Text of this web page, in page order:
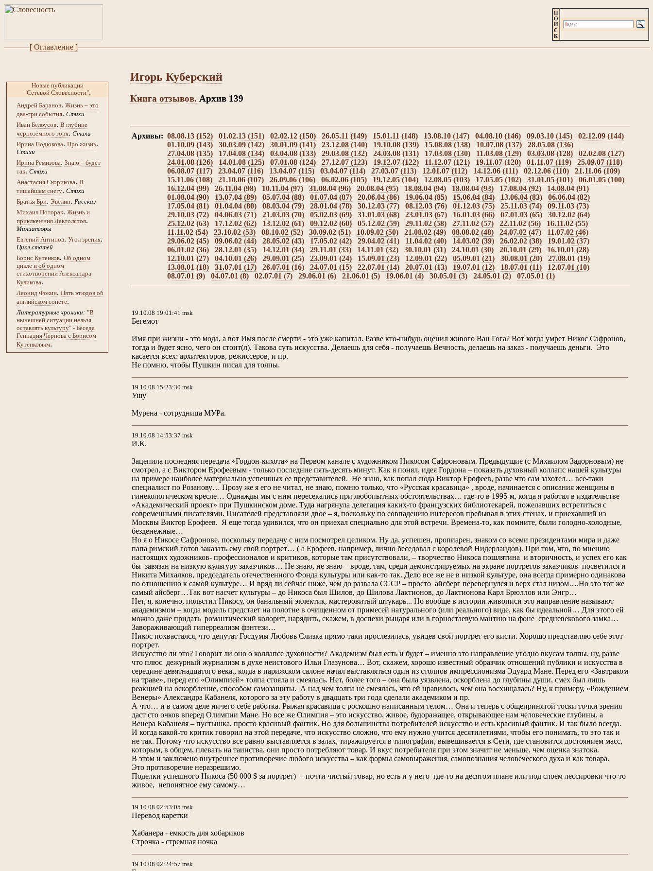
[ Оглавление ]
Новые публикации
"Сетевой Словесности":
Андрей Баранов. Жизнь – это
два-три события. Стихи
Иван Белоусов. В глубине
чернозёмного горя. Стихи
Ирина Подюкова. Про жизнь.
Стихи
Ирина Ремизова. Знаю – будет
так. Стихи
Анастасия Скорикова. В
тишайшем снегу. Стихи
Братья Бри. Эвелин. Рассказ
Михаил Поторак. Жизнь и
приключения Левтолстоя.
Миниатюры
Евгений Антипов. Угол зрения.
Цикл статей
Борис Кутенков. Об одном
цикле и об одном
стихотворении Александра
Куликова.
Леонид Фокин. Пять этюдов об
английском сонете.
Литературные хроники: "В
нынешней ситуации нельзя
оставлять культуру" - Беседа
Геннадия Чернова с Борисом
Кутенковым.
П
О
И
С
К
Игорь Куберский
Книга отзывов. Архив 139
Архивы: 08.08.13 (152) 01.02.13 (151) 02.02.12 (150) 26.05.11 (149) 15.01.11 (148) 13.08.10 (147) 04.08.10 (146) 09.03.10 (145)
02.12.09 (144)
01.10.09 (143)
30.03.09 (142) 30.01.09 (141) 23.12.08 (140) 19.10.08 (139) 15.08.08 (138) 10.07.08 (137)
28.05.08 (136)
27.04.08 (135)
17.04.08 (134) 03.04.08 (133) 29.03.08 (132) 24.03.08 (131) 17.03.08 (130) 11.03.08 (129) 03.03.08 (128)
02.02.08 (127)
24.01.08 (126)
14.01.08 (125) 07.01.08 (124) 27.12.07 (123) 19.12.07 (122) 11.12.07 (121) 19.11.07 (120) 01.11.07 (119)
25.09.07 (118)
06.08.07 (117)
23.04.07 (116) 13.04.07 (115) 03.04.07 (114) 27.03.07 (113) 12.01.07 (112) 14.12.06 (111) 02.12.06 (110)
21.11.06 (109)
15.11.06 (108)
21.10.06 (107) 26.09.06 (106) 06.02.06 (105) 19.12.05 (104) 12.08.05 (103) 17.05.05 (102) 31.01.05 (101)
06.01.05 (100)
16.12.04 (99)
26.11.04 (98) 10.11.04 (97) 31.08.04 (96) 20.08.04 (95) 18.08.04 (94) 18.08.04 (93) 17.08.04 (92)
14.08.04 (91)
01.08.04 (90)
13.07.04 (89) 05.07.04 (88) 01.07.04 (87) 20.06.04 (86) 19.06.04 (85) 15.06.04 (84) 13.06.04 (83)
06.06.04 (82)
17.05.04 (81)
01.04.04 (80) 08.03.04 (79) 28.01.04 (78) 30.12.03 (77) 08.12.03 (76) 01.12.03 (75) 25.11.03 (74)
09.11.03 (73)
29.10.03 (72)
04.06.03 (71) 21.03.03 (70) 05.02.03 (69) 31.01.03 (68) 23.01.03 (67) 16.01.03 (66) 07.01.03 (65)
30.12.02 (64)
25.12.02 (63)
17.12.02 (62) 13.12.02 (61) 09.12.02 (60) 05.12.02 (59) 29.11.02 (58) 27.11.02 (57) 22.11.02 (56)
16.11.02 (55)
11.11.02 (54)
23.10.02 (53) 08.10.02 (52) 30.09.02 (51) 10.09.02 (50) 21.08.02 (49) 08.08.02 (48) 24.07.02 (47)
11.07.02 (46)
29.06.02 (45)
09.06.02 (44) 28.05.02 (43) 17.05.02 (42) 29.04.02 (41) 11.04.02 (40) 14.03.02 (39) 26.02.02 (38)
19.01.02 (37)
06.01.02 (36)
28.12.01 (35) 14.12.01 (34) 29.11.01 (33) 14.11.01 (32) 30.10.01 (31) 24.10.01 (30) 20.10.01 (29)
16.10.01 (28)
12.10.01 (27)
04.10.01 (26) 29.09.01 (25) 23.09.01 (24) 15.09.01 (23) 12.09.01 (22) 05.09.01 (21) 30.08.01 (20)
27.08.01 (19)
13.08.01 (18)
31.07.01 (17) 26.07.01 (16) 24.07.01 (15) 22.07.01 (14) 20.07.01 (13) 19.07.01 (12) 18.07.01 (11)
12.07.01 (10)
08.07.01 (9)
04.07.01 (8) 02.07.01 (7) 29.06.01 (6) 21.06.01 (5) 19.06.01 (4) 30.05.01 (3) 24.05.01 (2) 07.05.01 (1)
19.10.08 19:01:41 msk
Бегемот
Имя при жизни - это мода, а вот Имя после смерти - это уже капитал. Разве кто-нибудь оценил живого Ван Гога? Вот когда умрет Никос Сафронов,
тогда и будет ясно, чего он стоит(л). Такова суть искусства. Делаешь для себя - получаешь Вечность, делаешь на заказ - получаешь деньги. Это
касается всех: архитекторов, режиссеров, и пр.
Не помню, чтобы Пушкин писал для толпы.
19.10.08 15:23:30 msk
Ушу
Мурена - сотрудница МУРа.
19.10.08 14:53:37 msk
И.К.
Зацепила последняя передача «Гордон-кихота» на Первом канале с художником Никосом Сафроновым. Предыдущие (с Михаилом Задорновым) не
смотрел, а с Виктором Ерофеевым - только последние пять-десять минут. Как я понял, идея Гордона – показать духовный коллапс нашей культуры
на примере наиболее материально успешных ее представителей. Не знаю, как попал сюда Виктор Ерофеев, разве что сам захотел… все-таки
специалист по Розанову… Прозу же я его не читал, не знаю, помню только, что «Русская красавица» , вроде, начинается с описания женщины в
гинекологическом кресле… Однажды мы с ним пересекались при любопытных обстоятельствах… где-то в 1995-м, когда я работал в издательстве
«Академический проект» при Пушкинском доме. Туда нагрянула делегация каких-то французских библиотекарей, пожелавших встретиться с
современными писателями. Писателей представляли двое – я, поскольку по совпадению интересов пребывал в этих стенах, и приехавший из
Москвы Виктор Ерофеев. Я еще тогда удивился, что он приехал специально для этой встречи. Времена-то, как помните, были голодно-холодные,
безденежные…
Но я о Никосе Сафронове, поскольку передачу с ним посмотрел целиком. Ну да, успешен, пропиарен, знаком со всеми президентами мира и даже
папа римский готов заказать ему свой портрет… ( а Ерофеев, например, лично беседовал с королевой Нидерландов). При том, что, по мнению
настоящих художников- профессионалов и критиков, которые там присутствовали, – творчество Никоса пошлятина и вторичность, и успех его как
бы завязан на низкую культуру заказчиков… Не знаю, не знаю – вроде, там, среди демонстрируемых на экране портретов заказчиков посветился и
Никита Михалков, председатель отечественного Фонда культуры или как-то так. Дело все же не в низкой культуре, она всегда примерно одинакова
по отношению к самой культуре… И вряд ли сейчас ниже, чем до развала СССР – просто айсберг перевернулся и верх стал низом….Но это тот же
самый айсберг…Так вот насчет культуры – до Никоса был Шилов, до Шилова Лактионов, до Лактионова Карл Брюллов или Энгр…
Нет, я, конечно, польстил Никосу, он банальный эклектик, мастеровитый штукарь... Но вообще в истории живописи это направление называют
академизмом – когда модель предстает на полотне в очищенном от примесей натурального (или реального) виде, как бы идеальной… Для этого ей
можно даже придать романтический колорит, нарядить, скажем, в доспехи рыцаря или в горностаевую мантию на фоне средневекового замка…
Завораживающий гиперреализм фэнтези…
Никос похвастался, что депутат Госдумы Любовь Слизка прямо-таки прослезилась, увидев свой портрет его кисти. Хорошо представляю себе этот
портрет.
Искусство ли это? Говорит ли оно о коллапсе духовности? Академизм был есть и будет – именно это направление угодно вкусам толпы, ну, разве
что плюс дежурный журнализм в духе неистового Ильи Глазунова… Вот, скажем, хорошо известный образчик отношений публики и искусства в
середине девятнадцатого века., когда в парижском салоне начал выставляться один из столпов импрессионизма Эдуард Мане. Перед его «Завтраком
на траве», перед его «Олимпией» толпа стояла и смеялась. Нет, более того – она была уязвлена, оскорблена до глубины души, смех был лишь
реакцией на оскорбление, способом самозащиты. А над чем толпа не смеялась, что ей нравилось, чем она восхищалась? Ну, к примеру, «Рождением
Венеры» Александра Кабанеля, которого за эту работу в двадцать три года сделали академиком и пр.
А что… и в самом деле ничего себе работка. Рыжая красавица с роскошно написанным телом… Она и теперь с общепринятой тоски точки зрения
даст сто очков вперед Олимпии Мане. Но все же Олимпия – это искусство, живое, будоражащее, открывающее нам человеческие глубины, а
Венера Кабанеля – пустышка, просто красивый фантик. Но для большинства потребителей искусство и есть красивый фантик. И так было всегда.
И когда какой-то критик говорил на этой передаче, что искусство сложно, что ему нужно учится десятилетиями, чтобы его понимать, то это так и
не так. Потому что искусство все равно выставляется в залах, тиражируется в типографии, вывешивается в Сети, где становится достоянием масс,
которым, в общем, плевать на таинства, они просто потребляют товар. И вкус потребителя при этом значит не меньше, чем оценка знатока.
В этом и заключено внутреннее противоречие любого искусства – как формы самовыражения, самопознания человеческого духа и как товара.
Это противоречие неразрешимо.
Поделки успешного Никоса (50 000 $ за портрет) – почти чистый товар, но есть и у него где-то на десятом плане или под слоем лессировки что-то
живое, непонятное ему самому…
19.10.08 02:53:05 msk
Перевод каретки
Хабанера - емкость для хобариков
Строчка - стремная ночка
19.10.08 02:24:57 msk